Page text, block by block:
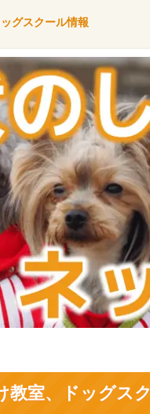
グスクール情報
教室、ドッグス